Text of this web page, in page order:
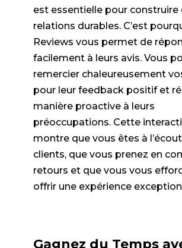
est essentielle pour construire
relations durables. C’est
Reviews vous permet de
facilement à leurs avis. Vous
remercier chaleureusement
pour leur feedback positif et
manière proactive à leurs
préoccupations. Cette
montre que vous êtes à
clients, que vous prenez en
retours et que vous vous
offrir une expérience
Gagnez du Temps